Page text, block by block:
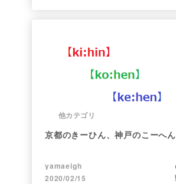
他カテゴリ
京都のきーひん、神戸のこーへん
yamaeigh
2020/02/15